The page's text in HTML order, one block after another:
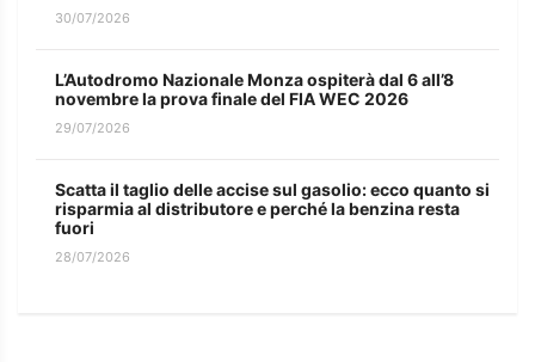
30/07/2026
L’Autodromo Nazionale Monza ospiterà dal 6 all’8
novembre la prova finale del FIA WEC 2026
29/07/2026
Scatta il taglio delle accise sul gasolio: ecco quanto si
risparmia al distributore e perché la benzina resta
fuori
28/07/2026